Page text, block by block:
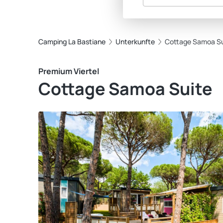
Camping La Bastiane Unterkunfte Cottage Samoa
Premium Viertel
Cottage Samoa Suite